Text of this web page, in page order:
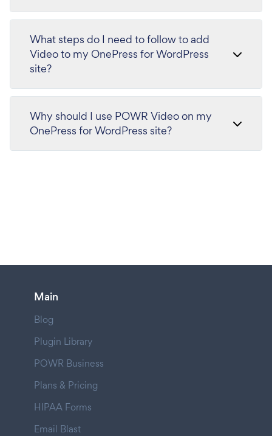
What steps do I need to follow to add
Video to my OnePress for WordPress
site?
Why should I use POWR Video on my
OnePress for WordPress site?
Main
Blog
Plugin Library
POWR Business
Plans & Pricing
HIPAA Forms
Email Blast